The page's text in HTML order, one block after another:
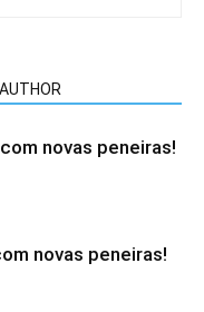
novas peneiras!
novas peneiras!